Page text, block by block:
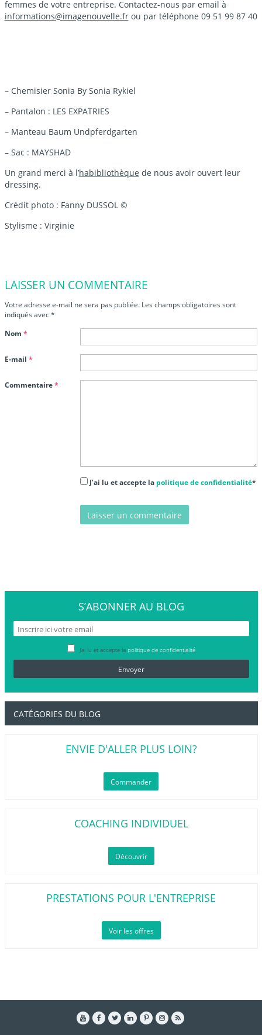
femmes de votre entreprise. Contactez-nous par email à
informations@imagenouvelle.frou par téléphone 09 51 99 87 40
– Chemisier Sonia By Sonia Rykiel
– Pantalon : LES EXPATRIES
– Manteau Baum Undpferdgarten
– Sac : MAYSHAD
Un grand merci à l’habibliothèque de nous avoir ouvert leur
dressing.
Crédit photo : Fanny DUSSOL ©
Stylisme : Virginie
LAISSER UN COMMENTAIRE
Votre adresse e-mail ne sera pas publiée. Les champs obligatoires sont
indiqués avec*
Commentaire*
J’ai lu et accepte la politique de confidentialité*
Nom *
E-mail *
S’ABONNER AU BLOG
J’ai lu et accepte la politique de confidentialité
CATÉGORIES DU BLOG
ENVIE D'ALLER PLUS LOIN?
Commander
COACHING INDIVIDUEL
Découvrir
PRESTATIONS POUR L'ENTREPRISE
Voir les offres